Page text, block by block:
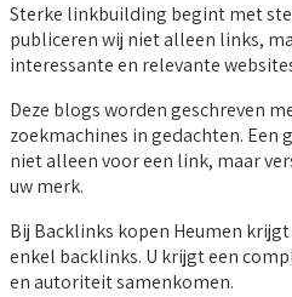
Sterke linkbuilding begint met
publiceren wij niet alleen links,
interessante en relevante
Deze blogs worden geschreven
zoekmachines in gedachten.
niet alleen voor een link, maar
uw merk.
Bij Backlinks kopen Heumen
enkel backlinks. U krijgt een
en autoriteit samenkomen.